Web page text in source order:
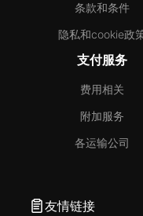
条款和条件
隐私和cookie政
支付服务
费用相关
附加服务
各运输公司
友情链接